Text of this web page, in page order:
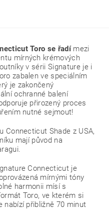
Toro se řadímezi
mírných krémových
v sérii Signature je i
zabalen ve speciálním
je zakončený
ochranné balení
přirozený proces
nutné sejmout!
Connecticut Shade z USA,
mají původ na
Connecticut je
mírnými tóny
harmonii mísí s
Toro, ve kterém si
nabízí přibližně 70 minut